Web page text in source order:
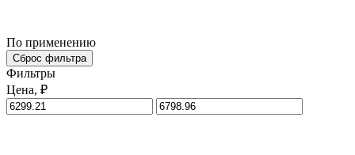
По применению
Сброс фильтра
Фильтры
Цена, ₽